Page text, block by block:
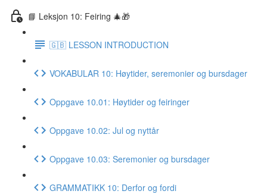
📘 Leksjon 10: Feiring 🎄🎁
🇬🇧 LESSON INTRODUCTION
VOKABULAR 10: Høytider, seremonier og bursdager
Oppgave 10.01: Høytider og feiringer
Oppgave 10.02: Jul og nyttår
Oppgave 10.03: Seremonier og bursdager
GRAMMATIKK 10: Derfor og fordi